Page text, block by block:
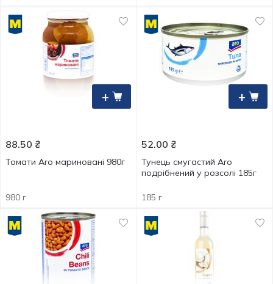
+
88.50 ₴
Томати Aro мариновані 980г
980 г
+
52.00 ₴
Тунець смугастий Aro
подрібнений у розсолі 185г
185 г